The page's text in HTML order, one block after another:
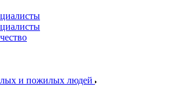
и пожилых людей